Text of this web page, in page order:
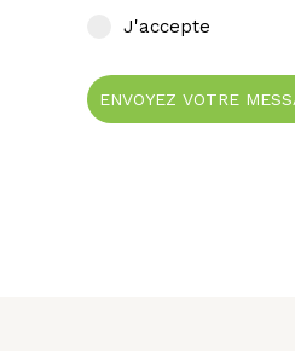
J'accepte
ENVOYEZ VOTRE